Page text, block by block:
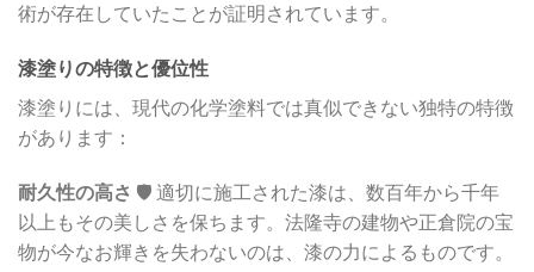
術が存在していたことが証明されています。
漆塗りの特徴と優位性
漆塗りには、現代の化学塗料では真似できない独特の特徴
があります：
耐久性の高さ 🛡️ 適切に施工された漆は、数百年から千年
以上もその美しさを保ちます。法隆寺の建物や正倉院の宝
物が今なお輝きを失わないのは、漆の力によるものです。